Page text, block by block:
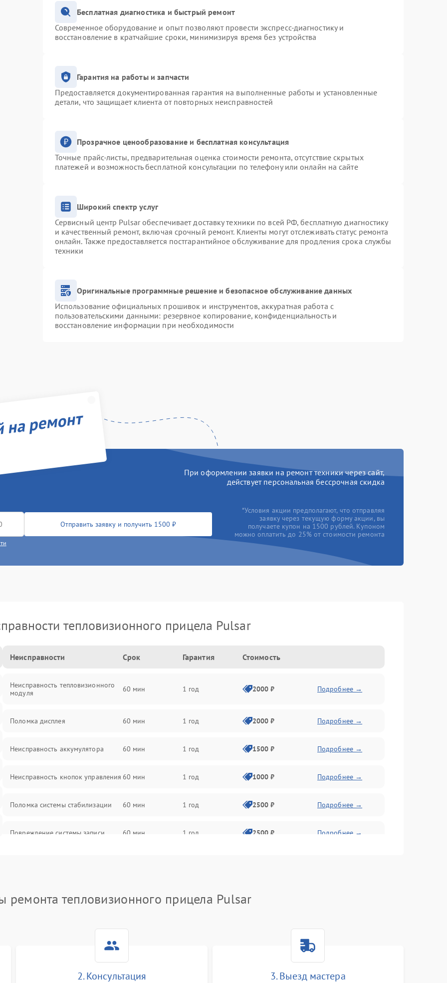
Бесплатная диагностика и быстрый ремонт
Современное оборудование и опыт позволяют провести экспресс-диагностику и
восстановление в кратчайшие сроки, минимизируя время без устройства
Гарантия на работы и запчасти
Предоставляется документированная гарантия на выполненные работы и установленные
детали, что защищает клиента от повторных неисправностей
Прозрачное ценообразование и бесплатная консультация
Точные прайс-листы, предварительная оценка стоимости ремонта, отсутствие скрытых
платежей и возможность бесплатной консультации по телефону или онлайн на сайте
Широкий спектр услуг
Сервисный центр Pulsar обеспечивает доставку техники по всей РФ, бесплатную диагностику
и качественный ремонт, включая срочный ремонт. Клиенты могут отслеживать статус ремонта
онлайн. Также предоставляется постгарантийное обслуживание для продления срока службы
техники
Оригинальные программные решение и безопасное обслуживание данных
Использование официальных прошивок и инструментов, аккуратная работа с
пользовательскими данными: резервное копирование, конфиденциальность и
восстановление информации при необходимости
ремонт
При оформлении заявки на ремонт техники через сайт,
действует персональная бессрочная скидка
Отправить заявку и получить 1500 ₽
*Условия акции предполагают, что отправляя
заявку через текущую форму акции, вы
получаете купон на 1500 рублей. Купоном
можно оплатить до 25% от стоимости ремонта
тепловизионного прицела Pulsar
Неисправности Срок Гарантия Стоимость
Неисправность тепловизионного
модуля
60 мин 1 год 2000 ₽ Подробнее →
Поломка дисплея 60 мин 1 год 2000 ₽ Подробнее →
Неисправность аккумулятора 60 мин 1 год 1500 ₽ Подробнее →
Неисправность кнопок управления 60 мин 1 год 1000 ₽ Подробнее →
Поломка системы стабилизации 60 мин 1 год 2500 ₽ Подробнее →
Повреждение системы записи 60 мин 1 год 2500 ₽ Подробнее →
автоматического отключения
ремонта тепловизионного прицела Pulsar
2. Консультация 3. Выезд мастера